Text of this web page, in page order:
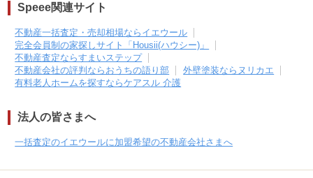
Speee関連サイト
不動産一括査定・売却相場ならイエウール
完全会員制の家探しサイト「Housii(ハウシー)」
不動産査定ならすまいステップ
不動産会社の評判ならおうちの語り部
外壁塗装ならヌリカエ
有料老人ホームを探すならケアスル 介護
法人の皆さまへ
一括査定のイエウールに加盟希望の不動産会社さまへ